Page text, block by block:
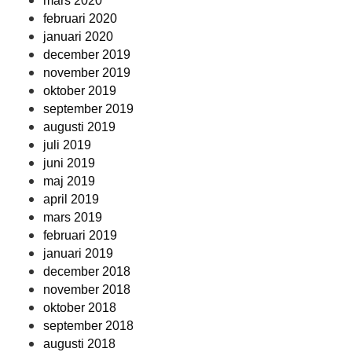
februari 2020
januari 2020
december 2019
november 2019
oktober 2019
september 2019
augusti 2019
juli 2019
juni 2019
maj 2019
april 2019
mars 2019
februari 2019
januari 2019
december 2018
november 2018
oktober 2018
september 2018
augusti 2018